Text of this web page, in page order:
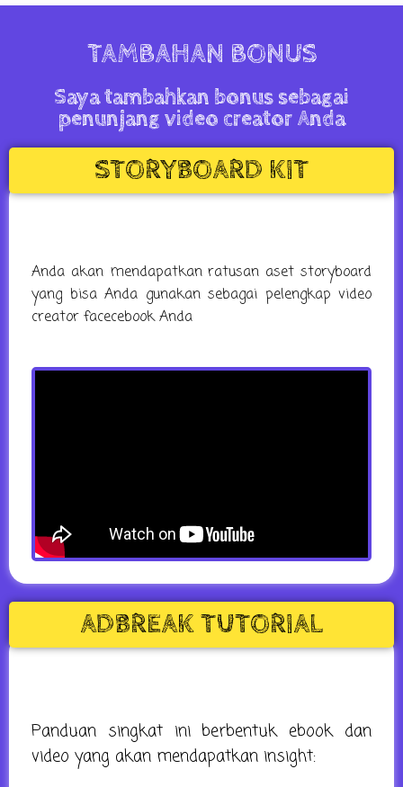
TAMBAHAN BONUS
Saya tambahkan bonus sebagai
penunjang video creator Anda
STORYBOARD KIT
Anda akan mendapatkan ratusan aset storyboard
yang bisa Anda gunakan sebagai pelengkap video
creator facecebook Anda
ADBREAK TUTORIAL
Panduan singkat ini berbentuk ebook dan
video yang akan mendapatkan insight: